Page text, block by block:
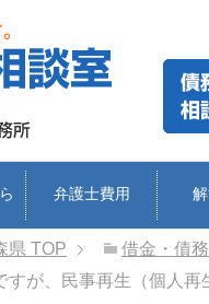
弁護士費用
県 TOP
借金・債
が、民事再生（個人